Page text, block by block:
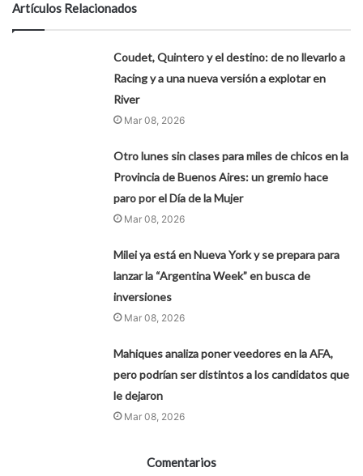
Artículos Relacionados
Coudet, Quintero y el destino: de no llevarlo a
Racing y a una nueva versión a explotar en
River
Mar 08, 2026
Otro lunes sin clases para miles de chicos en la
Provincia de Buenos Aires: un gremio hace
paro por el Día de la Mujer
Mar 08, 2026
Milei ya está en Nueva York y se prepara para
lanzar la “Argentina Week” en busca de
inversiones
Mar 08, 2026
Mahiques analiza poner veedores en la AFA,
pero podrían ser distintos a los candidatos que
le dejaron
Mar 08, 2026
Comentarios